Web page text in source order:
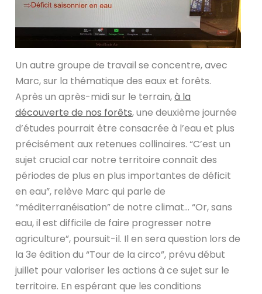
Un autre groupe de travail se concentre, avec
Marc, sur la thématique des eaux et forêts.
Après un après-midi sur le terrain,à la
découverte de nos forêts, une deuxième journée
d’études pourrait être consacrée à l’eau et plus
précisément aux retenues collinaires. “C’est un
sujet crucial car notre territoire connaît des
périodes de plus en plus importantes de déficit
en eau”, relève Marc qui parle de
“méditerranéisation” de notre climat… “Or, sans
eau, il est difficile de faire progresser notre
agriculture”, poursuit-il. Il en sera question lors de
la 3e édition du “Tour de la circo”, prévu début
juillet pour valoriser les actions à ce sujet sur le
territoire. En espérant que les conditions